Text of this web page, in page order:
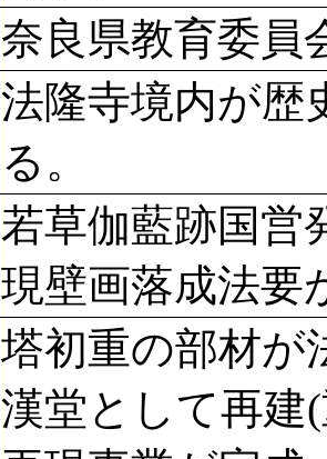
奈良県教育委員
法隆寺境内が歴
る。
若草伽藍跡国営
現壁画落成法要
塔初重の部材が
漢堂として再建